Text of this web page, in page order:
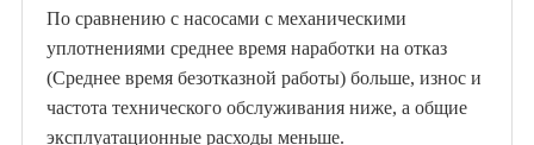
По сравнению с насосами с механическими
уплотнениями среднее время наработки на отказ
(Среднее время безотказной работы) больше, износ и
частота технического обслуживания ниже, а общие
эксплуатационные расходы меньше.